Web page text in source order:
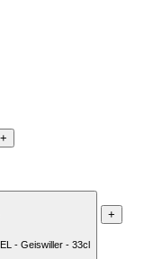
+
- Geiswiller - 33cl
+